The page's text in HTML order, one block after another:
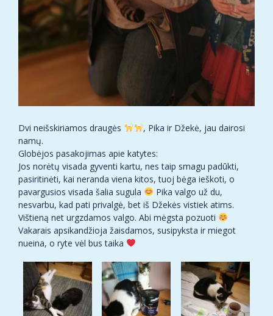
Dvi neišskiriamos draugės
, Pika ir Džekė, jau dairosi
namų.
Globėjos pasakojimas apie katytes:
Jos norėtų visada gyventi kartu, nes taip smagu padūkti,
pasiritinėti, kai neranda viena kitos, tuoj bėga ieškoti, o
pavargusios visada šalia sugula
Pika valgo už du,
nesvarbu, kad pati privalgė, bet iš Džekės vistiek atims.
Vištieną net urgzdamos valgo. Abi mėgsta pozuoti
Vakarais apsikandžioja žaisdamos, susipyksta ir miegot
nueina, o ryte vėl bus taika